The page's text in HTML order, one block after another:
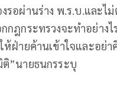
อผ่านร่าง พ.ร.บ.และไ
ฎกระทรวงจะทำอย่าง
ห้ฝ่ายค้านเข้าใจและอ
”นายธนกรระบุ